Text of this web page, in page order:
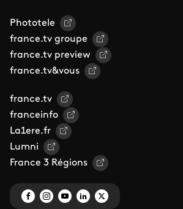
Phototele
france.tv groupe
france.tv preview
france.tv&vous
france.tv
franceinfo
La1ere.fr
Lumni
France 3 Régions